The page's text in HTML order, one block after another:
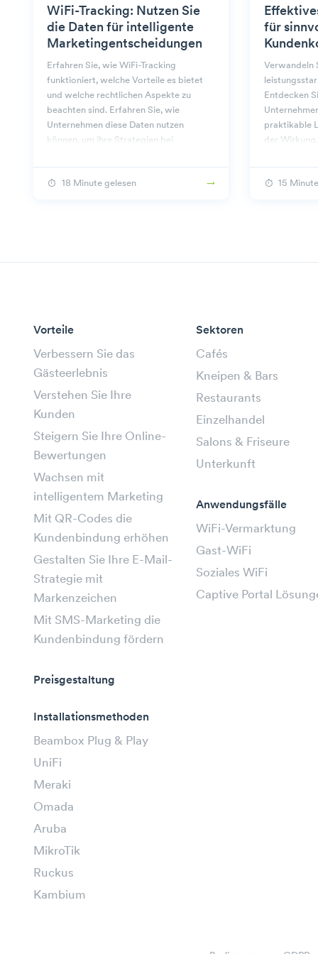
WiFi-Tracking: Nutzen Sie
die Daten für intelligente
Marketingentscheidungen
Erfahren Sie, wie WiFi-Tracking
funktioniert, welche Vorteile es bietet
und welche rechtlichen Aspekte zu
beachten sind. Erfahren Sie, wie
Unternehmen diese Daten nutzen
können, um ihre Strategien bei
18 Minute gelesen
für
Verwandeln
Entdecken
praktikable
der Wirkung.
15
Vorteile
Verbessern Sie das
Gästeerlebnis
Verstehen Sie Ihre
Kunden
Steigern Sie Ihre Online-
Bewertungen
Wachsen mit
intelligentem Marketing
Mit QR-Codes die
Kundenbindung erhöhen
Gestalten Sie Ihre E-Mail-
Strategie mit
Markenzeichen
Mit SMS-Marketing die
Kundenbindung fördern
Preisgestaltung
Installationsmethoden
Beambox Plug & Play
UniFi
Meraki
Omada
Aruba
MikroTik
Ruckus
Kambium
Sektoren
Cafés
Kneipen & Bars
Restaurants
Einzelhandel
Salons & Friseure
Unterkunft
Anwendungsfälle
WiFi-Vermarktung
Gast-WiFi
Soziales WiFi
Captive Portal